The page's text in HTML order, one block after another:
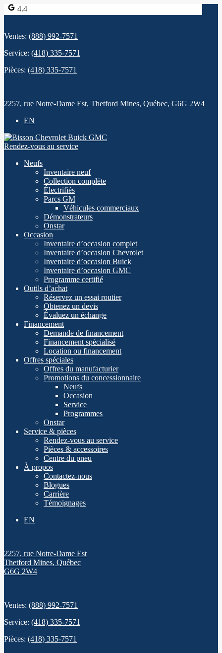
4.4
Ventes: (888) 992-7571
Service: (418) 335-7571
Pièces: (418) 335-7571
2257, rue Notre-Dame Est, Thetford Mines, Québec, G6G 2W4
EN
Rendez-vous au service
Neufs
Inventaire neuf
Collection complète
Électrifiés
Parcs GM
Véhicules commerciaux
Démonstrateurs
Onstar
Occasion
Inventaire d’occasion complet
Inventaire d’occasion Chevrolet
Inventaire d’occasion Buick
Inventaire d’occasion GMC
Programme certifié
Outils d’achat
Réservez un essai routier
Obtenez un devis
Évaluez un échange
Financement
Demande de financement
Financement spécialisé
Location ou financement
Offres spéciales
Offres du manufacturier
Promotions du concessionnaire
Neufs
Occasion
Service
Programmes
Onstar
Service & pièces
Rendez-vous au service
Pièces & accessoires
Centre du pneu
À propos
Contactez-nous
Blogues
Carrière
Témoignages
EN
2257, rue Notre-Dame Est
Thetford Mines, Québec
G6G 2W4
Ventes: (888) 992-7571
Service: (418) 335-7571
Pièces: (418) 335-7571